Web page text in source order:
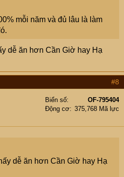
mỗi năm và đủ lâu là làm
dễ ăn hơn Cần Giờ hay Hạ
#8
Biển số
OF-795404
Động cơ
375,768 Mã lực
dễ ăn hơn Cần Giờ hay Hạ